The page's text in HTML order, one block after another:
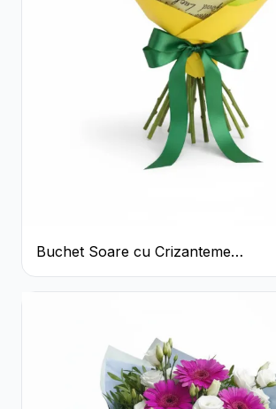
Buchet Soare cu Crizanteme
Galbene și Trandafiri Albi